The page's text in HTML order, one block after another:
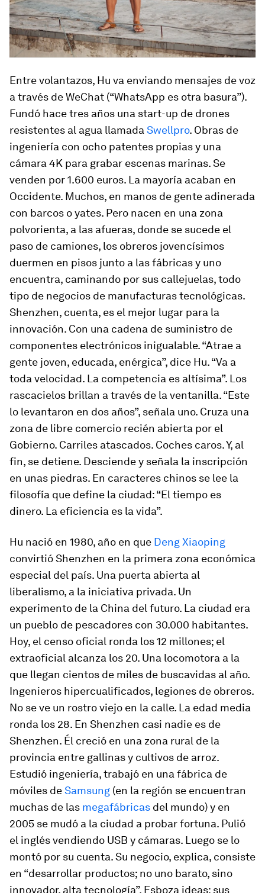
Entre volantazos, Hu va enviando mensajes de voz
a través de WeChat (“WhatsApp es otra basura”).
Fundó hace tres años una start-up de drones
resistentes al agua llamada Swellpro. Obras de
ingeniería con ocho patentes propias y una
cámara 4K para grabar escenas marinas. Se
venden por 1.600 euros. La mayoría acaban en
Occidente. Muchos, en manos de gente adinerada
con barcos o yates. Pero nacen en una zona
polvorienta, a las afueras, donde se sucede el
paso de camiones, los obreros jovencísimos
duermen en pisos junto a las fábricas y uno
encuentra, caminando por sus callejuelas, todo
tipo de negocios de manufacturas tecnológicas.
Shenzhen, cuenta, es el mejor lugar para la
innovación. Con una cadena de suministro de
componentes electrónicos inigualable. “Atrae a
gente joven, educada, enérgica”, dice Hu. “Va a
toda velocidad. La competencia es altísima”. Los
rascacielos brillan a través de la ventanilla. “Este
lo levantaron en dos años”, señala uno. Cruza una
zona de libre comercio recién abierta por el
Gobierno. Carriles atascados. Coches caros. Y, al
fin, se detiene. Desciende y señala la inscripción
en unas piedras. En caracteres chinos se lee la
filosofía que define la ciudad: “El tiempo es
dinero. La eficiencia es la vida”.
Hu nació en 1980, año en que Deng Xiaoping
convirtió Shenzhen en la primera zona económica
especial del país. Una puerta abierta al
liberalismo, a la iniciativa privada. Un
experimento de la China del futuro. La ciudad era
un pueblo de pescadores con 30.000 habitantes.
Hoy, el censo oficial ronda los 12 millones; el
extraoficial alcanza los 20. Una locomotora a la
que llegan cientos de miles de buscavidas al año.
Ingenieros hipercualificados, legiones de obreros.
No se ve un rostro viejo en la calle. La edad media
ronda los 28. En Shenzhen casi nadie es de
Shenzhen. Él creció en una zona rural de la
provincia entre gallinas y cultivos de arroz.
Estudió ingeniería, trabajó en una fábrica de
móviles deSamsung (en la región se encuentran
muchas de las megafábricas del mundo) y en
2005 se mudó a la ciudad a probar fortuna. Pulió
el inglés vendiendo USB y cámaras. Luego se lo
montó por su cuenta. Su negocio, explica, consiste
en “desarrollar productos; no uno barato, sino
innovador, alta tecnología”. Esboza ideas; sus